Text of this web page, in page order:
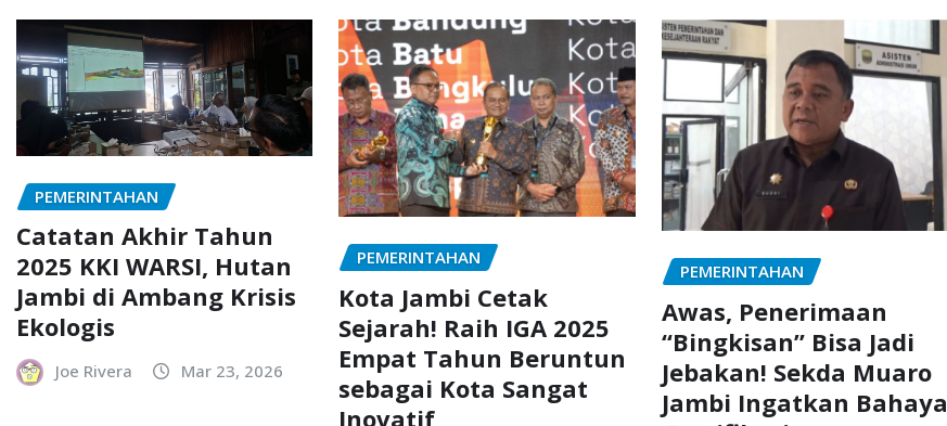
PEMERINTAHAN
Catatan Akhir Tahun
2025 KKI WARSI, Hutan
Jambi di Ambang Krisis
Ekologis
Joe Rivera Mar 23, 2026
PEMERINTAHAN
Kota Jambi Cetak
Sejarah! Raih IGA 2025
Empat Tahun Beruntun
sebagai Kota Sangat
Inovatif
PEMERINTAHAN
Awas, Penerimaan
“Bingkisan” Bisa Jadi
Jebakan! Sekda Muaro
Jambi Ingatkan Bahaya